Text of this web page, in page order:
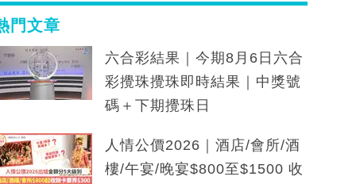
門文章
六合彩結果｜今期8月6日六合
彩攪珠攪珠即時結果｜中獎號
碼＋下期攪珠日
人情公價2026｜酒店/會所/酒
樓/午宴/晚宴$800至$1500 收